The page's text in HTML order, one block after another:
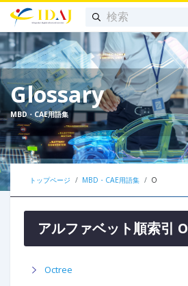
Glossary
MBD・CAE用語集
トップページ MBD・CAE用語集 O
アルファベット順索引 O
Octree